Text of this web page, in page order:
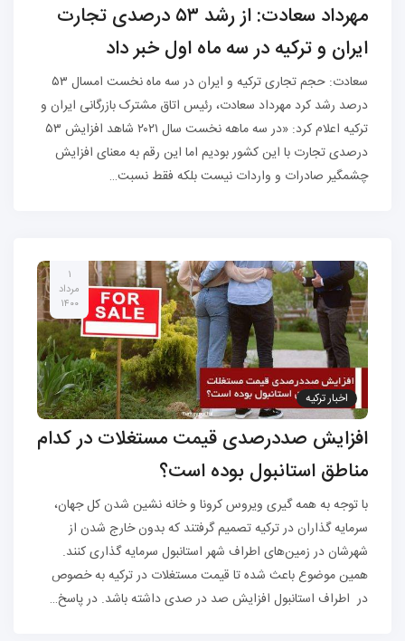
مهرداد سعادت: از رشد ۵۳ درصدی تجارت
ایران و ترکیه در سه ماه اول خبر داد
سعادت: حجم تجاری ترکیه و ایران در سه ماه نخست امسال ۵۳
درصد رشد کرد مهرداد سعادت، رئیس اتاق مشترک بازرگانی ایران و
ترکیه اعلام کرد: «در سه ماهه نخست سال ۲۰۲۱ شاهد افزایش ۵۳
درصدی تجارت با این کشور بودیم اما این رقم به معنای افزایش
چشمگیر صادرات و واردات نیست بلکه فقط نسبت…
۱
مرداد
۱۴۰۰
اخبار ترکیه
افزایش صددرصدی قیمت مستغلات در کدام
مناطق استانبول بوده است؟
با توجه به همه گیری ویروس کرونا و خانه نشین شدن کل جهان،
سرمایه گذاران در ترکیه تصمیم گرفتند که بدون خارج شدن از
شهرشان در زمین‌های اطراف شهر استانبول سرمایه گذاری کنند.
همین موضوع باعث شده تا قیمت مستغلات در ترکیه به خصوص
در اطراف استانبول افزایش صد در صدی داشته باشد. در پاسخ…